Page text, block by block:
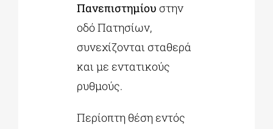
Πανεπιστημίου στην
οδό Πατησίων,
συνεχίζονται σταθερά
και με εντατικούς
ρυθμούς.
Περίοπτη θέση εντός